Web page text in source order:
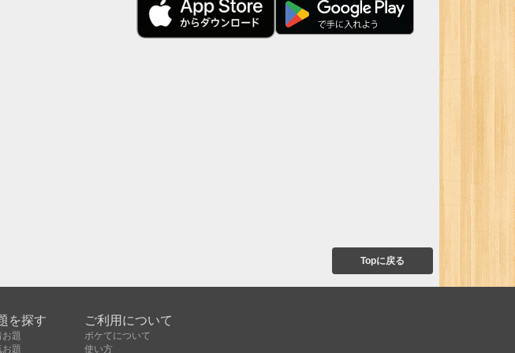
Topに戻る
を探す
題
お題
ご利用について
ボケてについて
使い方